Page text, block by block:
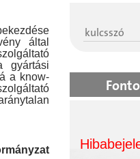
által
gyártási
a know-